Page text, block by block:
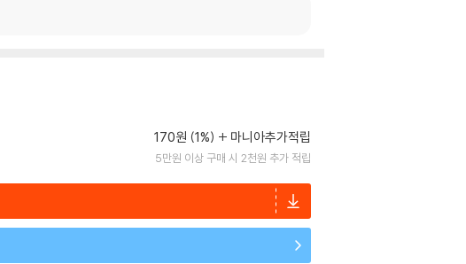
170원 (1%) 마니아추가적립
5만원 이상 구매 시 2천원 추가 적립